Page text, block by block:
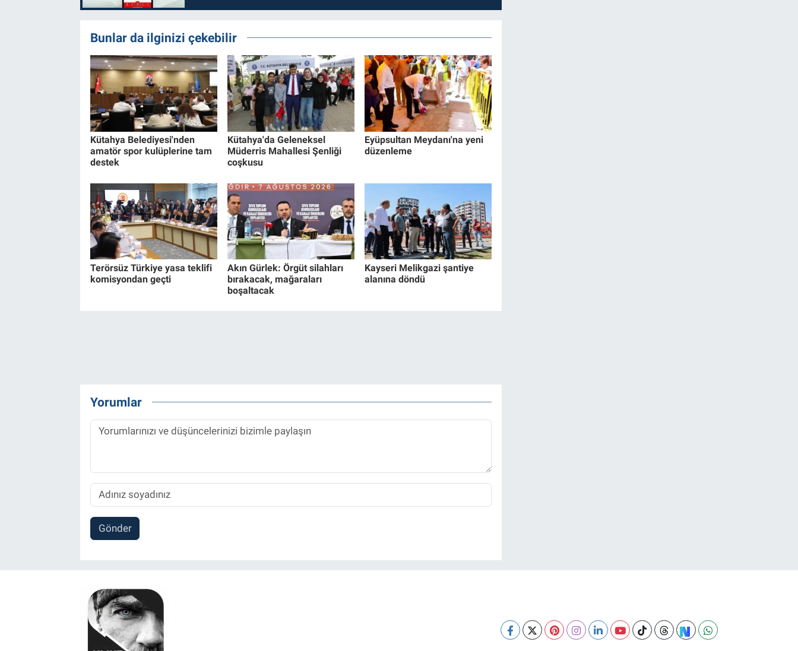
Bunlar da ilginizi çekebilir
Kütahya Belediyesi'nden
amatör spor kulüplerine tam
destek
Kütahya'da Geleneksel
Müderris Mahallesi Şenliği
coşkusu
Eyüpsultan Meydanı'na yeni
düzenleme
Terörsüz Türkiye yasa teklifi
komisyondan geçti
Akın Gürlek: Örgüt silahları
bırakacak, mağaraları
boşaltacak
Kayseri Melikgazi şantiye
alanına döndü
Yorumlar
Gönder